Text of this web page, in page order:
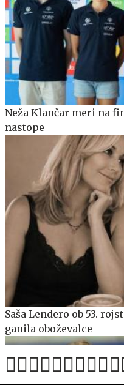
Neža Klančar meri na
nastope
Saša Lendero ob 53.
ganila oboževalce